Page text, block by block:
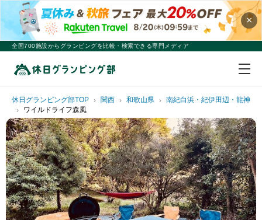
×
全国700施設からグランピングを比較・検索できる専門メディア
休日グランピング部TOP 関西 和歌山県
南紀白浜・紀伊田辺・龍神
ワイルドライフ森風